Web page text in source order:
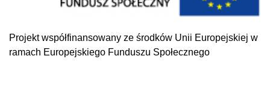
Projekt współfinansowany ze środków Unii Europejskiej w
ramach Europejskiego Funduszu Społecznego